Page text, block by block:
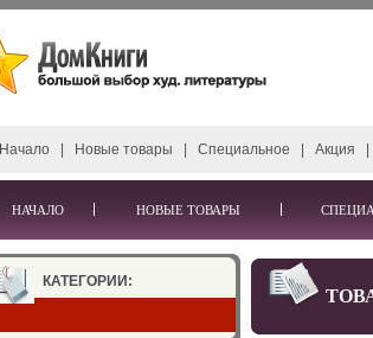
Начало Новые товары Специальное Акция
НАЧАЛО НОВЫЕ ТОВАРЫ
КАТЕГОРИИ: